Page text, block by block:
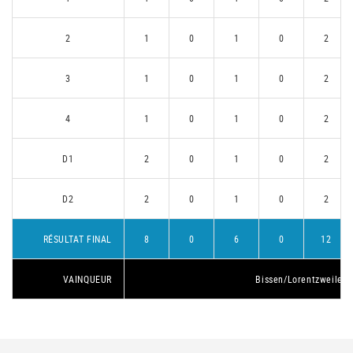
2 1 0 1 0 2
3 1 0 1 0 2
4 1 0 1 0 2
D1 2 0 1 0 2
D2 2 0 1 0 2
RÉSULTAT FINAL 8 0 6 0 12
VAINQUEUR Bissen/Lorentzweiler